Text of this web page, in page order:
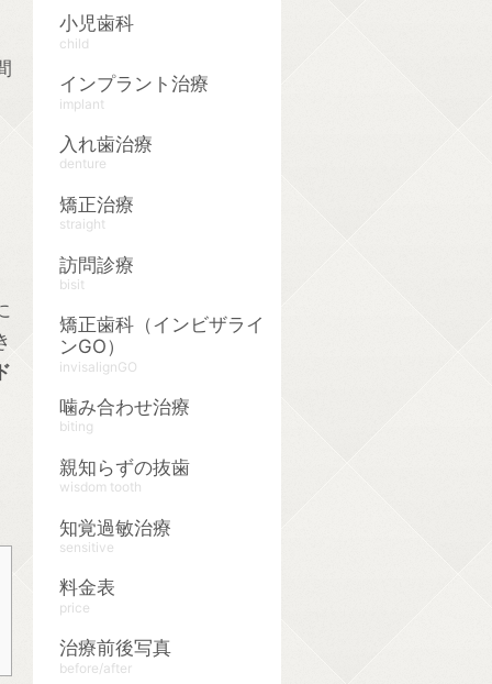
小児歯科
child
インプラント治療
implant
入れ歯治療
denture
矯正治療
straight
訪問診療
bisit
矯正歯科（インビザライ
ンGO）
invisalignGO
噛み合わせ治療
biting
親知らずの抜歯
wisdom tooth
知覚過敏治療
sensitive
料金表
price
治療前後写真
before/after